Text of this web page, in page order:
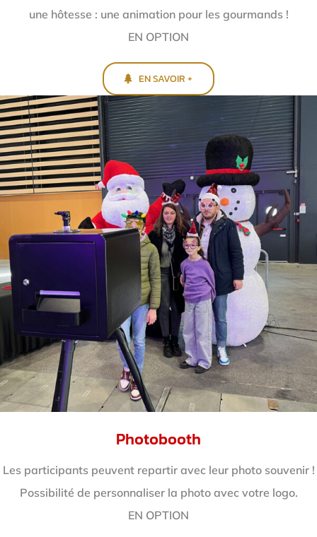
une hôtesse : une animation pour les gourmands !
EN OPTION
EN SAVOIR +
Photobooth
Les participants peuvent repartir avec leur photo souvenir !
Possibilité de personnaliser la photo avec votre logo.
EN OPTION